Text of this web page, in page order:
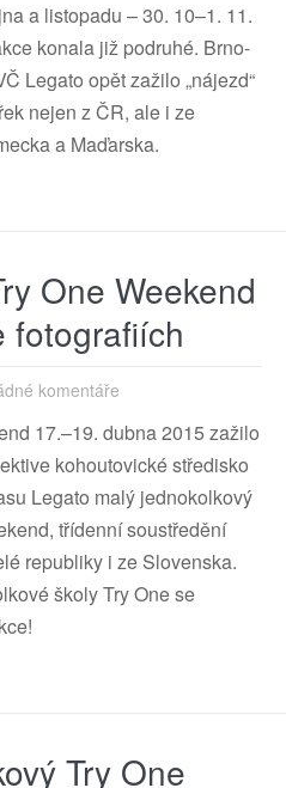
a listopadu – 30. 10–1. 11.
konala již podruhé. Brno-
Legato opět zažilo „nájezd“
nejen z ČR, ale i ze
a Maďarska.
One Weekend
fotografiích
komentáře
17.–19. dubna 2015 zažilo
kohoutovické středisko
Legato malý jednokolkový
třídenní soustředění
republiky i ze Slovenska.
školy Try One se
Try One